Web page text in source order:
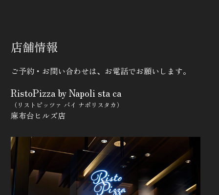
店舗情報
ご予約・お問い合わせは、お電話でお願いします。
RistoPizza by Napoli sta ca
（リストピッツァ バイ ナポリスタカ）
麻布台ヒルズ店